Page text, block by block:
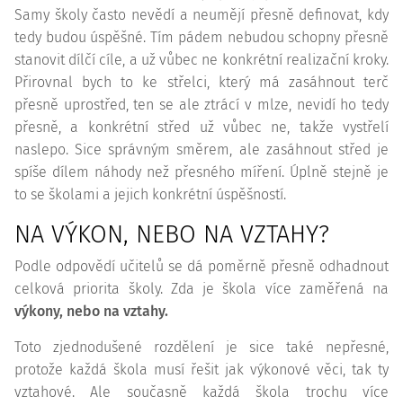
Samy školy často nevědí a neumějí přesně definovat, kdy
tedy budou úspěšné. Tím pádem nebudou schopny přesně
stanovit dílčí cíle, a už vůbec ne konkrétní realizační kroky.
Přirovnal bych to ke střelci, který má zasáhnout terč
přesně uprostřed, ten se ale ztrácí v mlze, nevidí ho tedy
přesně, a konkrétní střed už vůbec ne, takže vystřelí
naslepo. Sice správným směrem, ale zasáhnout střed je
spíše dílem náhody než přesného míření. Úplně stejně je
to se školami a jejich konkrétní úspěšností.
NA VÝKON, NEBO NA VZTAHY?
Podle odpovědí učitelů se dá poměrně přesně odhadnout
celková priorita školy. Zda je škola více zaměřená na
výkony, nebo na vztahy.
Toto zjednodušené rozdělení je sice také nepřesné,
protože každá škola musí řešit jak výkonové věci, tak ty
vztahové. Ale současně každá škola trochu více